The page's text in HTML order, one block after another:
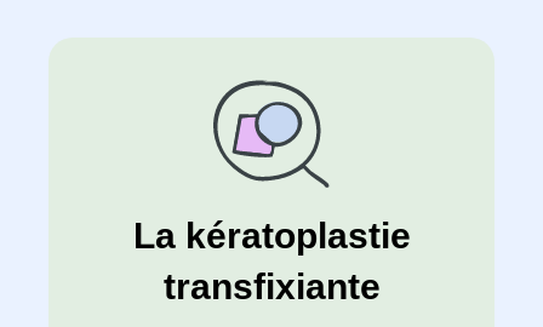
La kératoplastie
transfixiante